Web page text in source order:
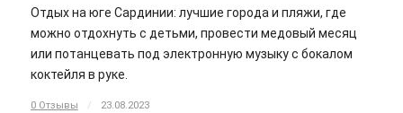
Отдых на юге Сардинии: лучшие города и пляжи, где
можно отдохнуть с детьми, провести медовый месяц
или потанцевать под электронную музыку с бокалом
коктейля в руке.
0 Отзывы / 23.08.2023